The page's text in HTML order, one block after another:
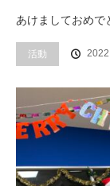
あけましておめで
活動